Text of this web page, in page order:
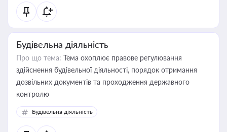
Будівельна діяльність
Про що тема: Тема охоплює правове регулювання
здійснення будівельної діяльності, порядок отримання
дозвільних документів та проходження державного
контролю
Будівельна діяльність